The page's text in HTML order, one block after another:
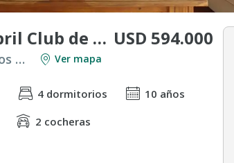
Casa en venta en Abril Club de Campo Hudson USD 594.000
Venta en Countries y Barrios Cerrados en Berazategui Ver mapa
4 dormitorios
10 años
2 cocheras